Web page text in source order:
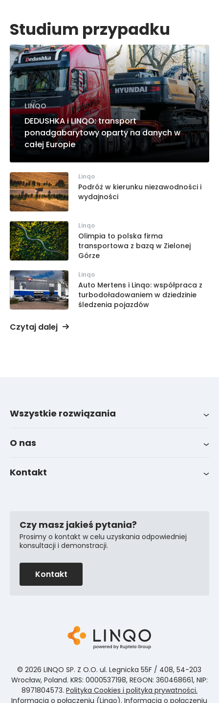
Studium przypadku
LINQO
DEDUSHKA i LINQO: transport
ponadgabarytowy oparty na danych w
całej Europie
Linqo
Podróż w kierunku niezawodności i
wydajności
Linqo
Olimpia to polska firma
transportowa z bazą w Zielonej
Górze
Linqo
Auto Mertens i Linqo: współpraca z
turbodoładowaniem w dziedzinie
śledzenia pojazdów
Czytaj dalej
© 2026 LINQO SP. Z O.O. ul. Legnicka 55F / 408, 54-203
Wrocław, Poland. KRS: 0000537198, REGON: 360468661, NIP:
8971804573. Polityka Cookies i polityka prywatności.
Informacja o połączeniu (Linqo). Informacja o połączeniu
Wszystkie rozwiązania
Wszystkie integracje
O nas
Wiadomości
Kontakt
FAQ
Czy masz jakieś pytania?
Prosimy o kontakt w celu uzyskania odpowiedniej
konsultacji i demonstracji.
Kontakt